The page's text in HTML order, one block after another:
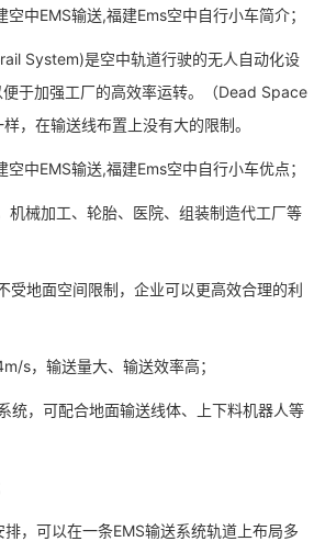
中EMS输送,福建Ems空中自行小车简介；
System)是空中轨道行驶的无人自动化设
于加强工厂的高效率运转。（Dead Space
，在输送线布置上没有大的限制。
中EMS输送,福建Ems空中自行小车优点；
机械加工、轮胎、医院、组装制造代工厂等
受地面空间限制，企业可以更高效合理的利
s，输送量大、输送效率高；
统，可配合地面输送线体、上下料机器人等
，可以在一条EMS输送系统轨道上布局多